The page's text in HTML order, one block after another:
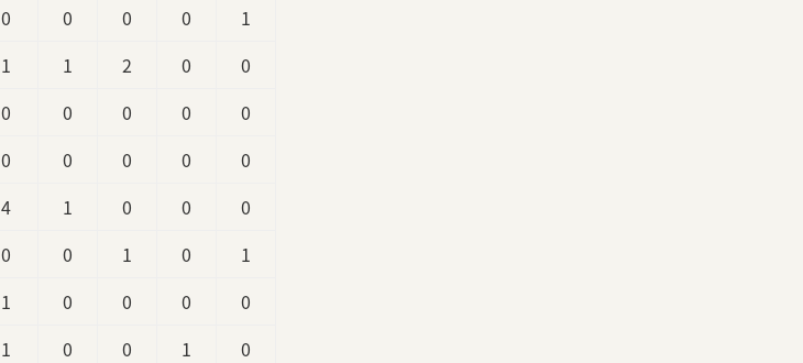
0 0 0 0
1
1 1 2 0
0
0 0 0 0
0
0 0 0 0
0
4 1 0 0
0
0 0 1 0
1
1 0 0 0
0
1 0 0 1
0